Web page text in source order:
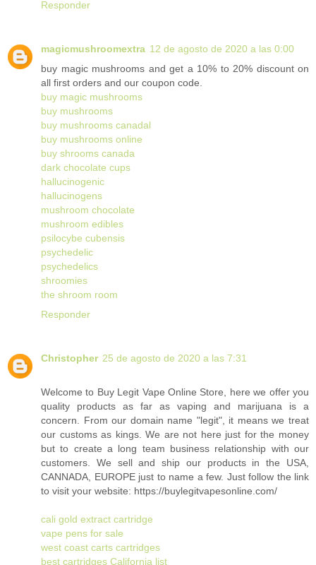
Responder
magicmushroomextra 12 de agosto de 2020 a las 0:00
buy magic mushrooms and get a 10% to 20% discount on
all first orders and our coupon code.
buy magic mushrooms
buy mushrooms
buy mushrooms canadal
buy mushrooms online
buy shrooms canada
dark chocolate cups
hallucinogenic
hallucinogens
mushroom chocolate
mushroom edibles
psilocybe cubensis
psychedelic
psychedelics
shroomies
the shroom room
Responder
Christopher 25 de agosto de 2020 a las 7:31
Welcome to Buy Legit Vape Online Store, here we offer you
quality products as far as vaping and marijuana is a
concern. From our domain name "legit", it means we treat
our customs as kings. We are not here just for the money
but to create a long team business relationship with our
customers. We sell and ship our products in the USA,
CANNADA, EUROPE just to name a few. Just follow the link
to visit your website: https://buylegitvapesonline.com/
cali gold extract cartridge
vape pens for sale
west coast carts cartridges
best cartridges California list